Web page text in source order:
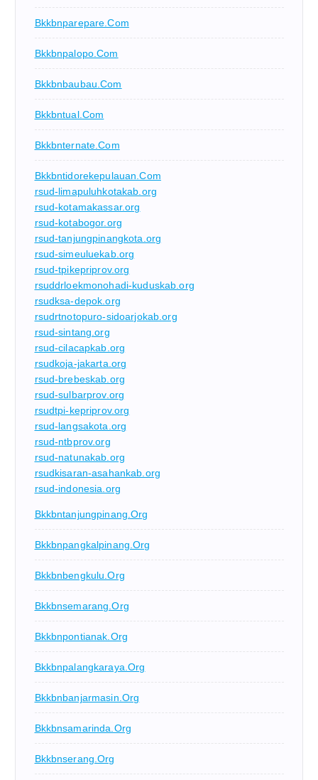
Bkkbnparepare.com
Bkkbnpalopo.com
Bkkbnbaubau.com
Bkkbntual.com
Bkkbnternate.com
Bkkbntidorekepulauan.com
rsud-limapuluhkotakab.org
rsud-kotamakassar.org
rsud-kotabogor.org
rsud-tanjungpinangkota.org
rsud-simeuluekab.org
rsud-tpikepriprov.org
rsuddrloekmonohadi-kuduskab.org
rsudksa-depok.org
rsudrtnotopuro-sidoarjokab.org
rsud-sintang.org
rsud-cilacapkab.org
rsudkoja-jakarta.org
rsud-brebeskab.org
rsud-sulbarprov.org
rsudtpi-kepriprov.org
rsud-langsakota.org
rsud-ntbprov.org
rsud-natunakab.org
rsudkisaran-asahankab.org
rsud-indonesia.org
Bkkbntanjungpinang.org
Bkkbnpangkalpinang.org
Bkkbnbengkulu.org
Bkkbnsemarang.org
Bkkbnpontianak.org
Bkkbnpalangkaraya.org
Bkkbnbanjarmasin.org
Bkkbnsamarinda.org
Bkkbnserang.org